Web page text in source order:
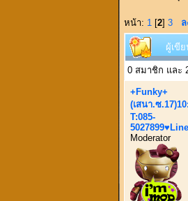
หน้า: 1 [2] 3 ล
ผู้เขี
0 สมาชิก และ
+Funky+
(เสนา.ซ
T:085-
Moderator